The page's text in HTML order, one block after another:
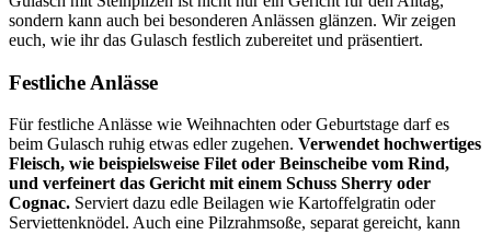
sondern kann auch bei besonderen Anlässen glänzen. Wir zeigen
euch, wie ihr das Gulasch festlich zubereitet und präsentiert.
Festliche Anlässe
Für festliche Anlässe wie Weihnachten oder Geburtstage darf es
beim Gulasch ruhig etwas edler zugehen. Verwendet hochwertiges
Fleisch, wie beispielsweise Filet oder Beinscheibe vom Rind,
und verfeinert das Gericht mit einem Schuss Sherry oder
Cognac. Serviert dazu edle Beilagen wie Kartoffelgratin oder
Serviettenknödel. Auch eine Pilzrahmsoße, separat gereicht, kann